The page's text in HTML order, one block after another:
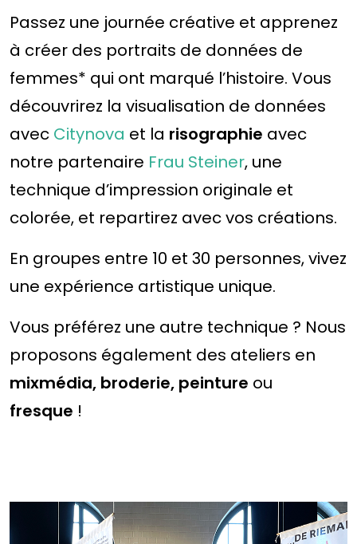
Passez une journée créative et apprenez
à créer des portraits de données de
femmes* qui ont marqué l’histoire. Vous
découvrirez la visualisation de données
avec Citynova et la risographie avec
notre partenaire Frau Steiner, une
technique d’impression originale et
colorée, et repartirez avec vos créations.
En groupes entre 10 et 30 personnes, vivez
une expérience artistique unique.
Vous préférez une autre technique ? Nous
proposons également des ateliers en
mixmédia, broderie, peinture ou
fresque !